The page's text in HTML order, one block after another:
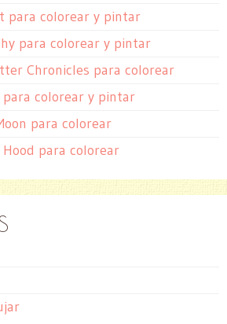
para colorear y pintar
para colorear y pintar
Chronicles para colorear
para colorear y pintar
para colorear
para colorear